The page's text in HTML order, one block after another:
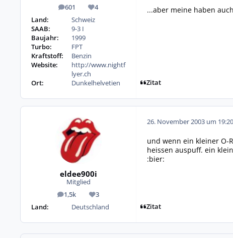
601
Beiträge 4
Reputation
Land:
Schweiz
SAAB:
9-3 I
Baujahr:
1999
Turbo:
FPT
Kraftstoff:
Benzin
Website:
http://www.nightf
lyer.ch
Ort:
Dunkelhelvetien
...aber meine haben
Zitat
eldee900i
Mitglied
1,5k
Beiträge 3
Reputation
Land:
Deutschland
26. November 2003 um 19:20
und wenn ein kleiner O-
heissen auspuff. ein
:bier:
Zitat